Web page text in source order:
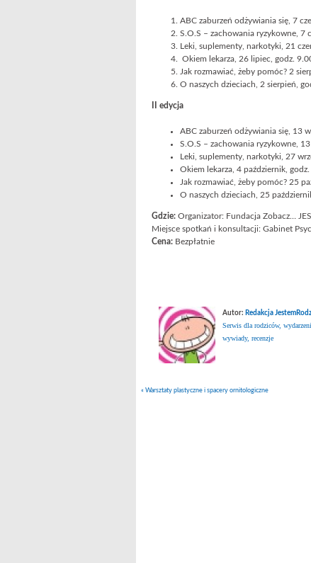
ABC zaburzeń odżywiania się, 7
S.O.S – zachowania ryzykowne, 7
Leki, suplementy, narkotyki, 21
Okiem lekarza, 26 lipiec, godz.
Jak rozmawiać, żeby pomóc? 2
O naszych dzieciach, 2 sierpień,
II edycja
ABC zaburzeń odżywiania się, 13
S.O.S – zachowania ryzykowne,
Leki, suplementy, narkotyki, 27
Okiem lekarza, 4 październik,
Jak rozmawiać, żeby pomóc? 25
O naszych dzieciach, 25
Gdzie: Organizator: Fundacja Zobacz…
Miejsce spotkań i konsultacji: Gabinet
Cena: Bezpłatnie
Autor: Redakcja
Serwis dla rodziców,
wywiady, recenzje
« Warsztaty plastyczne i spacery ornitologiczne